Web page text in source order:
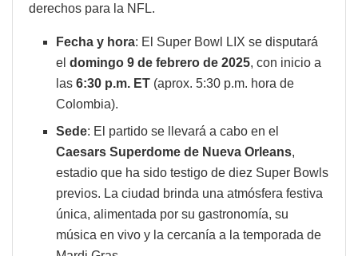
derechos para la NFL.
Fecha y hora: El Super Bowl LIX se disputará
eldomingo 9 de febrero de 2025, con inicio a
las6:30 p.m. ET (aprox. 5:30 p.m. hora de
Colombia).
Sede: El partido se llevará a cabo en el
Caesars Superdome de Nueva Orleans,
estadio que ha sido testigo de diez Super Bowls
previos. La ciudad brinda una atmósfera festiva
única, alimentada por su gastronomía, su
música en vivo y la cercanía a la temporada de